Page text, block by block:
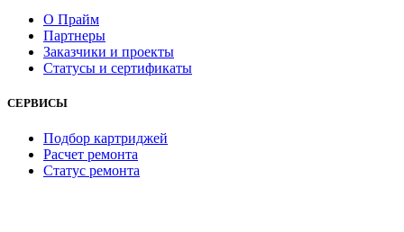
О Прайм
Партнеры
Заказчики и проекты
Статусы и сертификаты
СЕРВИСЫ
Подбор картриджей
Расчет ремонта
Статус ремонта